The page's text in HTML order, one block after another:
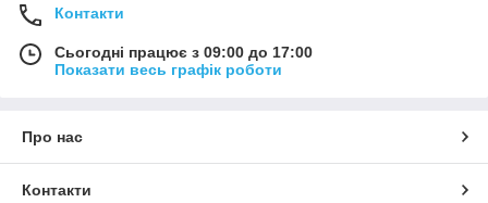
Контакти
Сьогодні працює з 09:00 до 17:00
Показати весь графік роботи
Про нас
Контакти